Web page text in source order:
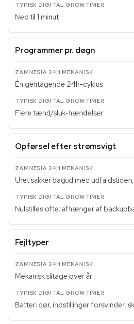
Ned til 1 minut
Programmer pr. døgn
Én gentagende 24h-cyklus
Flere tænd/sluk-hændelser
Opførsel efter strømsvigt
Uret sakker bagud med
Nulstilles ofte; afhænger af
Fejltyper
Mekanisk slitage over år
Batteri dør, indstillinger forsvinder,